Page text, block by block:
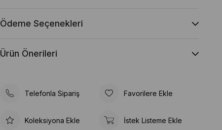
Ödeme Seçenekleri
Ürün Önerileri
Telefonla Sipariş Favorilere Ekle
Koleksiyona Ekle İstek Listeme Ekle